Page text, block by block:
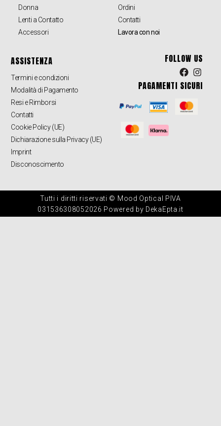
Donna
Lenti a Contatto
Accessori
Ordini
Contatti
Lavora con noi
ASSISTENZA
Termini e condizioni
Modalità di Pagamento
Resi e Rimborsi
Contatti
Cookie Policy (UE)
Dichiarazione sulla Privacy (UE)
Imprint
Disconoscimento
FOLLOW US
PAGAMENTI SICURI
Tutti i diritti riservati © Mood Optical PIVA
031536308052026 Powered by DekaEpta.it